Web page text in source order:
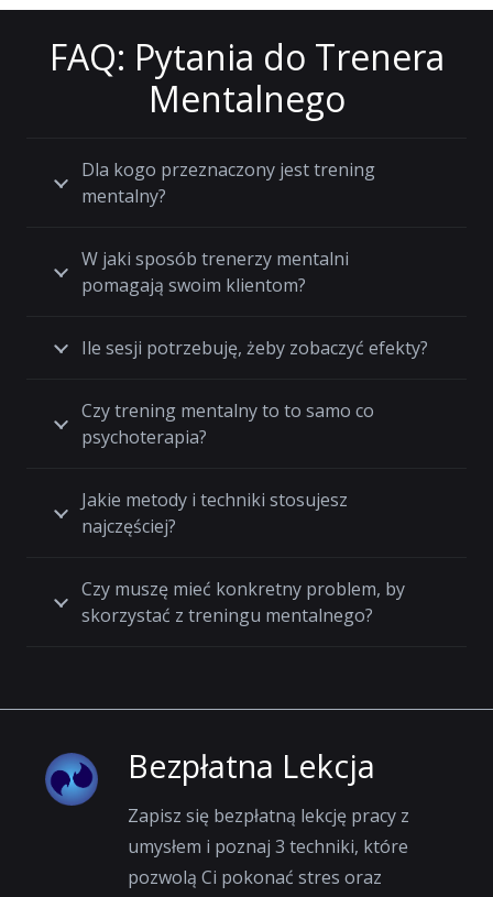
FAQ: Pytania do Trenera
Mentalnego
Dla kogo przeznaczony jest trening
mentalny?
W jaki sposób trenerzy mentalni
pomagają swoim klientom?
Ile sesji potrzebuję, żeby zobaczyć efekty?
Czy trening mentalny to to samo co
psychoterapia?
Jakie metody i techniki stosujesz
najczęściej?
Czy muszę mieć konkretny problem, by
skorzystać z treningu mentalnego?
Bezpłatna Lekcja
Zapisz się bezpłatną lekcję pracy z
umysłem i poznaj 3 techniki, które
pozwolą Ci pokonać stres oraz